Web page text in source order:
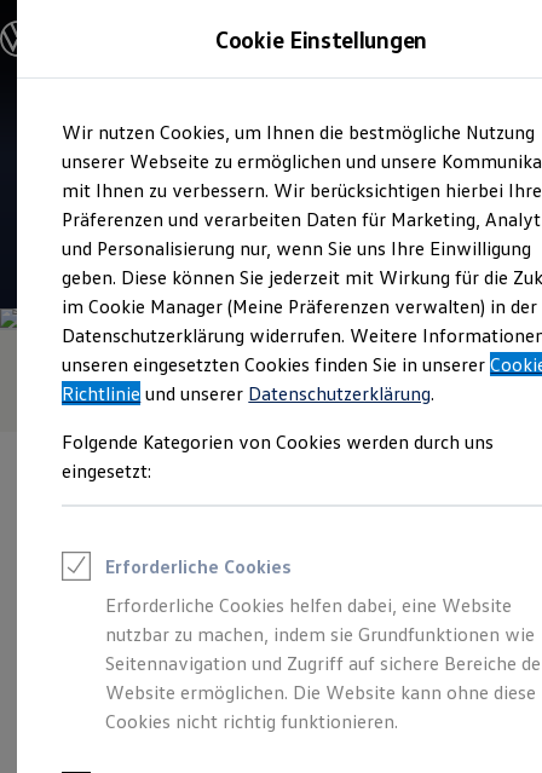
Hauptinhalt
springen
Footer
springen
Modelle & Konfigurator
Nutzfahrzeugkategorien entdecken
Modelle konfigurieren
Vorgängermodelle und Oldtimer
Vorgängermodelle
Oldtimer
Bulli Historie
Branchenlösungen & Gewerbekunden
Umbaulösungen und Hersteller finden
Auf- und Umbauten entdecken & konfigurieren
Groß- und Sonderkunden
Großkunden
Kommunen & Behörden
Journalisten
Sportvereine
Branchenlösungen
Gewerbliche Personenbeförderung
Service & mobile Werkstätten
Kühlfahrzeuge
ONE Business ID Vorteile
Fahrzeugsuche & Marktplatz
Fahrzeugsuche
Fahrzeuge online kaufen
Digitaler Marktplatz
Kauf & Finanzierung
Online-Fahrzeugbewertung
Aktionen & Angebote
Verkauf und Service
Autohaus Hildesheim
Ludwigslust
4.8|67 Bewertungen
Verantwortlich für die Inhalte auf dieser Seite ist die Autohaus
Hildesheim GmbH & Co. KG
Cookie Einstellungen
Wir nutzen Cookies, um Ihnen die bestmögliche Nutzung
unserer Webseite zu ermöglichen und unsere
mit Ihnen zu verbessern. Wir berücksichtigen hierbei Ihre
Präferenzen und verarbeiten Daten für Marketing,
und Personalisierung nur, wenn Sie uns Ihre Einwilligung
geben. Diese können Sie jederzeit mit Wirkung für die
im Cookie Manager (Meine Präferenzen verwalten) in der
Datenschutzerklärung widerrufen. Weitere
unseren eingesetzten Cookies finden Sie in unserer
Richtlinie und unserer Datenschutzerklärung.
Folgende Kategorien von Cookies werden durch uns
eingesetzt:
Erforderliche Cookies
Erforderliche Cookies helfen dabei, eine Website
nutzbar zu machen, indem sie Grundfunktionen wie
Seitennavigation und Zugriff auf sichere Bereiche
Website ermöglichen. Die Website kann ohne diese
Cookies nicht richtig funktionieren.